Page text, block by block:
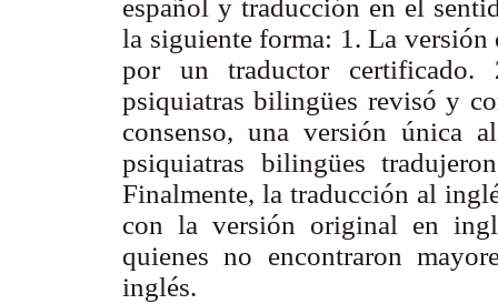
español y traducción en el
la siguiente forma: 1. La
por un traductor
psiquiatras bilingües revisó y
consenso, una versión única
psiquiatras bilingües
Finalmente, la traducción al
con la versión original en
quienes no encontraron
inglés.